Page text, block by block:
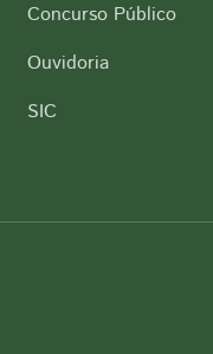
Concurso Público
Ouvidoria
SIC